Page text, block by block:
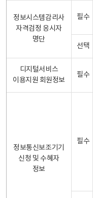
정보시스템감리사
자격검정 응시자
명단
필수
선택
디지털서비스
이용지원 회원정보
필수
정보통신보조기기
신청 및 수혜자
정보
필수